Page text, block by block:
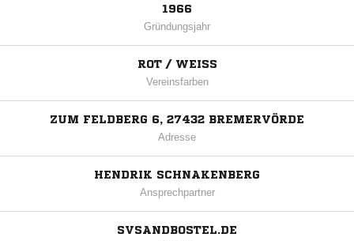
1966
Gründungsjahr
ROT / WEISS
Vereinsfarben
ZUM FELDBERG 6, 27432 BREMERVÖRDE
Adresse
HENDRIK SCHNAKENBERG
Ansprechpartner
SVSANDBOSTEL.DE